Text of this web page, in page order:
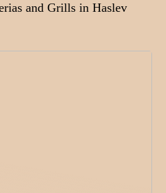
and Grills in Haslev